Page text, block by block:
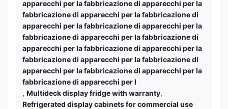
apparecchi per la fabbricazione di apparecchi per la
fabbricazione di apparecchi per la fabbricazione di
apparecchi per la fabbricazione di apparecchi per la
fabbricazione di apparecchi per la fabbricazione di
apparecchi per la fabbricazione di apparecchi per la
fabbricazione di apparecchi per la fabbricazione di
apparecchi per la fabbricazione di apparecchi per la
fabbricazione di apparecchi per l
, Multideck display fridge with warranty,
Refrigerated display cabinets for commercial use